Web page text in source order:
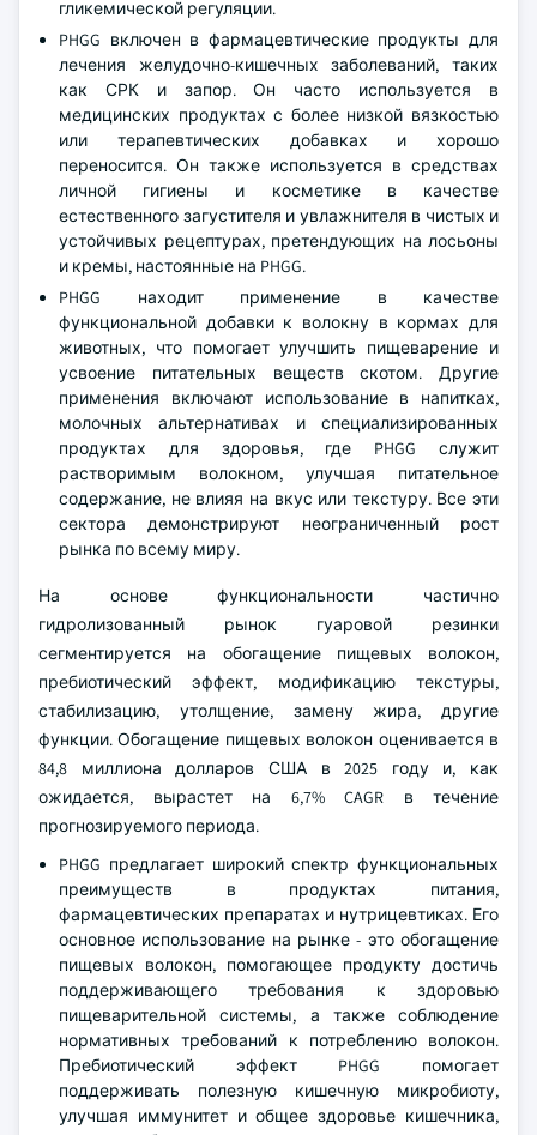
гликемической регуляции.
PHGG включен в фармацевтические продукты для
лечения желудочно-кишечных заболеваний, таких
как СРК и запор. Он часто используется в
медицинских продуктах с более низкой вязкостью
или терапевтических добавках и хорошо
переносится. Он также используется в средствах
личной гигиены и косметике в качестве
естественного загустителя и увлажнителя в чистых и
устойчивых рецептурах, претендующих на лосьоны
и кремы, настоянные на PHGG.
PHGG находит применение в качестве
функциональной добавки к волокну в кормах для
животных, что помогает улучшить пищеварение и
усвоение питательных веществ скотом. Другие
применения включают использование в напитках,
молочных альтернативах и специализированных
продуктах для здоровья, где PHGG служит
растворимым волокном, улучшая питательное
содержание, не влияя на вкус или текстуру. Все эти
сектора демонстрируют неограниченный рост
рынка по всему миру.
На основе функциональности частично
гидролизованный рынок гуаровой резинки
сегментируется на обогащение пищевых волокон,
пребиотический эффект, модификацию текстуры,
стабилизацию, утолщение, замену жира, другие
функции. Обогащение пищевых волокон оценивается в
84,8 миллиона долларов США в 2025 году и, как
ожидается, вырастет на 6,7% CAGR в течение
прогнозируемого периода.
PHGG предлагает широкий спектр функциональных
преимуществ в продуктах питания,
фармацевтических препаратах и нутрицевтиках. Его
основное использование на рынке - это обогащение
пищевых волокон, помогающее продукту достичь
поддерживающего требования к здоровью
пищеварительной системы, а также соблюдение
нормативных требований к потреблению волокон.
Пребиотический эффект PHGG помогает
поддерживать полезную кишечную микробиоту,
улучшая иммунитет и общее здоровье кишечника,